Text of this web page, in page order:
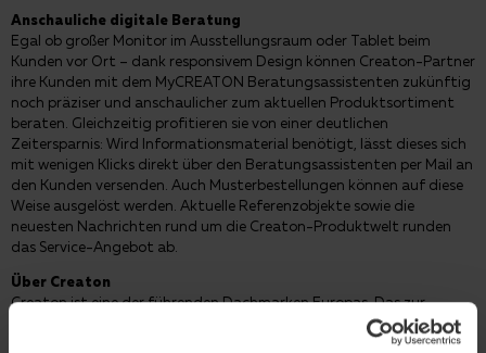
Anschauliche digitale Beratung
Egal ob großer Monitor im Ausstellungsraum oder Tablet beim
Kunden vor Ort – dank responsivem Design können Creaton-Partner
ihre Kunden mit dem MyCREATON Beratungsassistenten zukünftig
noch präziser und anschaulicher zum aktuellen Produktsortiment
beraten. Gleichzeitig profitieren sie von einer deutlichen
Zeitersparnis: Wird Informationsmaterial benötigt, lässt dieses sich
mit wenigen Klicks direkt über den Beratungsassistenten per Mail an
den Kunden versenden. Auch Musterbestellungen können auf diese
Weise ausgelöst werden. Aktuelle Referenzobjekte sowie die
neuesten Nachrichten rund um die Creaton-Produktwelt runden
das Service-Angebot ab.
Über Creaton
Creaton ist eine der führenden Dachmarken Europas. Das zur
belgischen Etex-Gruppe gehörende Unternehmen verfügt über ein
umfassendes Sortiment für das Steildach und produziert und